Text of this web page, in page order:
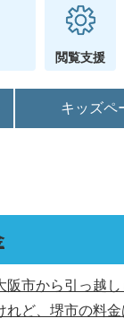
閲覧支援
キッズペ
阪市から引っ越し
れど、堺市の料